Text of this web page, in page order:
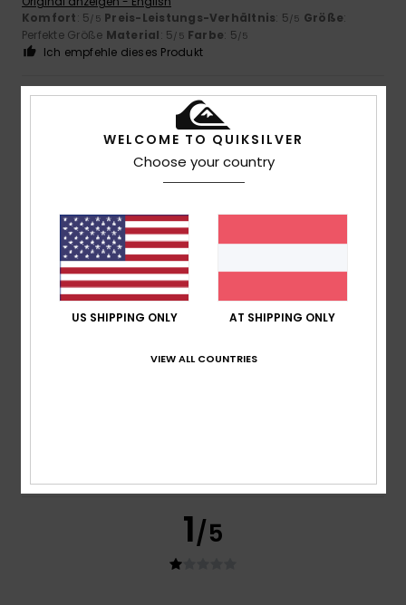
Komfort: 5/5 Preis-Leistungs-Verhältnis: 5/5 Größe:
Perfekte Größe Material: 5/5 Farbe: 5/5
Ich empfehle dieses Produkt
4/5
Original anzeigen - Italiano
Komfort: 4/5 Preis-Leistungs-Verhältnis: 4/5 Größe:
Perfekte GrößeMaterial: 4/5 Farbe
4
1/5
WELCOME TO QUIKSILVER
Choose your country
US SHIPPING ONLY AT SHIPPING ONLY
VIEW ALL COUNTRIES